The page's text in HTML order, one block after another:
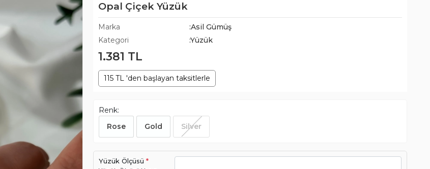
Opal Çiçek Yüzük
Marka
:Asil Gümüş
Kategori
:Yüzük
1.381 TL
115 TL 'den başlayan taksitlerle
Renk:
Rose
Gold Silver
Yüzük Ölçüsü *